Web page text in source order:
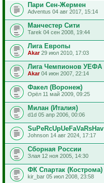
Пари Сен-Жермен
Adventus 04 авг 2017, 15:14
Манчестер Сити
Tarek 04 сен 2008, 19:44
Лига Европы
Akar29 июл 2010, 17:03
Лига Чемпионов УЕФА
Akar04 июн 2007, 22:14
Факел (Воронеж)
Орёл 11 май 2009, 09:25
Милан (Италия)
d1d 05 апр 2006, 00:06
SuPeRcUpUeFaVaRsHav
Johnson 14 авг 2024, 17:17
Сборная России
Злая 12 ноя 2005, 14:30
ФК Спартак (Кострома)
kir_bar 05 июл 2008, 23:58